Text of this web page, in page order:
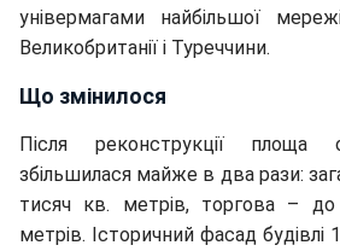
універмагами найбільшої
Великобританії і Туреччини.
Що змінилося
Після реконструкції площа
збільшилася майже в два рази:
тисяч кв. метрів, торгова –
метрів. Історичний фасад будівлі